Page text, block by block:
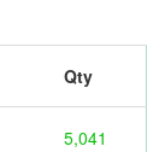
Qty
5,041